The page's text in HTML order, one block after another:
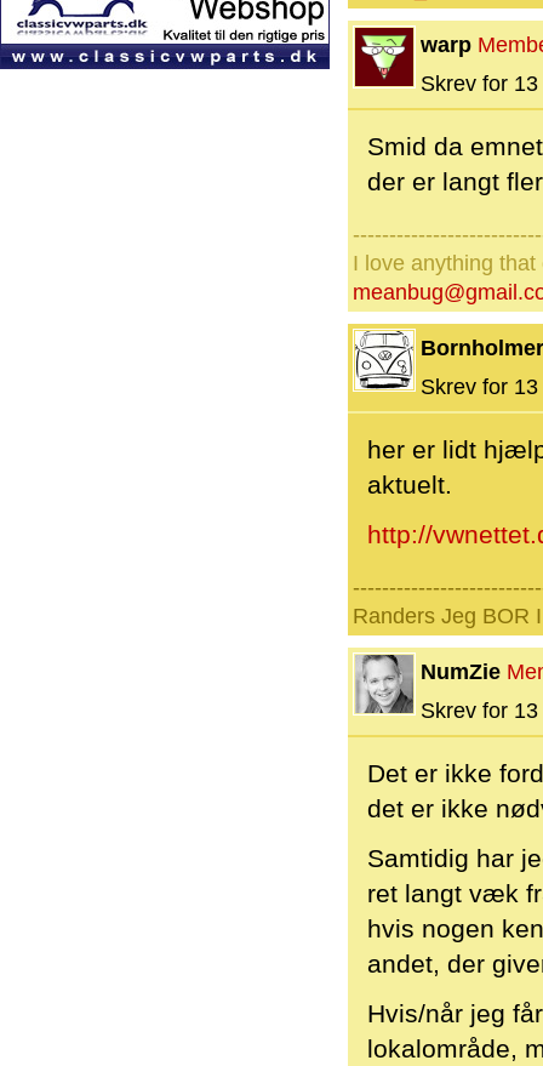
warp
Skrev for
Smid da
der er langt
I love anything
Bornholmer
Skrev for
her er lidt
aktuelt.
http://
Randers Jeg BOR
NumZie
Skrev for
Det er ikke
det er ikke
Samtidig har
ret langt væk
hvis nogen
andet, der
Hvis/når jeg
lokalområde,